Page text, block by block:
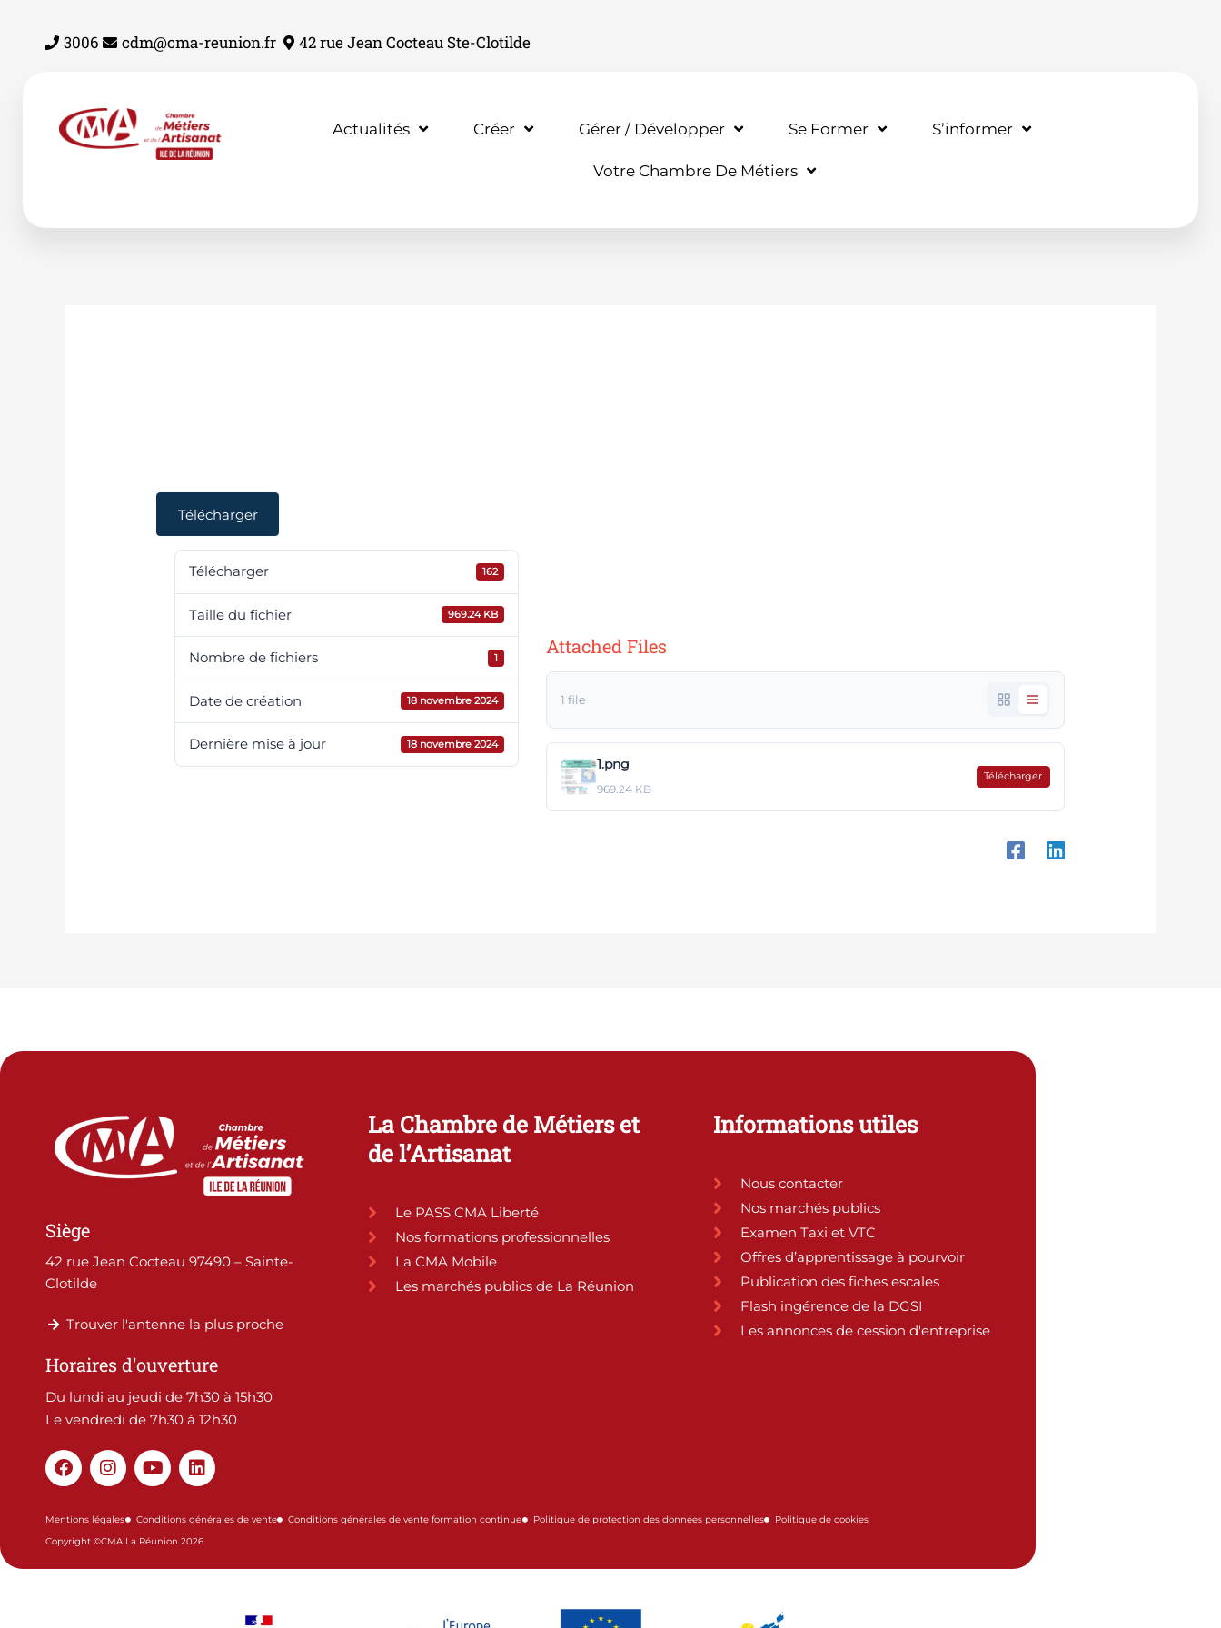
contenu
3006 cdm@cma-reunion.fr 42 rue Jean Cocteau Ste-Clotilde
Actualités Créer Gérer / Développer Se Former S’informer
Votre Chambre De Métiers
Télécharger
Télécharger 162
Taille du fichier 969.24 KB
Nombre de fichiers 1
Date de création 18 novembre 2024
Dernière mise à jour 18 novembre 2024
Attached Files
1 file
1.png
969.24 KB
Télécharger
Siège
42 rue Jean Cocteau 97490 – Sainte-
Clotilde
Trouver l'antenne la plus proche
Horaires d'ouverture
Du lundi au jeudi de 7h30 à 15h30
Le vendredi de 7h30 à 12h30
F
a
e
o
o
I
n
t
g
r
Y
o
t
b
e
L
i
k
d
i
La Chambre de Métiers et
de l’Artisanat
Le PASS CMA Liberté
Nos formations professionnelles
La CMA Mobile
Les marchés publics de La Réunion
Informations utiles
Nous contacter
Nos marchés publics
Examen Taxi et VTC
Offres d’apprentissage à pourvoir
Publication des fiches escales
Flash ingérence de la DGSI
Les annonces de cession d'entreprise
Mentions légales Conditions générales de vente Conditions générales de vente formation continue Politique de protection des données personnelles
Politique de cookies
Copyright ©CMA La Réunion 2026